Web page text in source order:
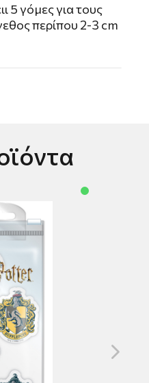
5 γόμες για τους
περίπου 2-3 cm